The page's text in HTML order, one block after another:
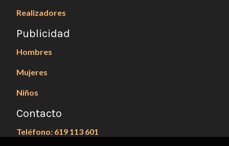
Realizadores
Publicidad
Hombres
Mujeres
Niños
Contacto
Teléfono: 619 113 601